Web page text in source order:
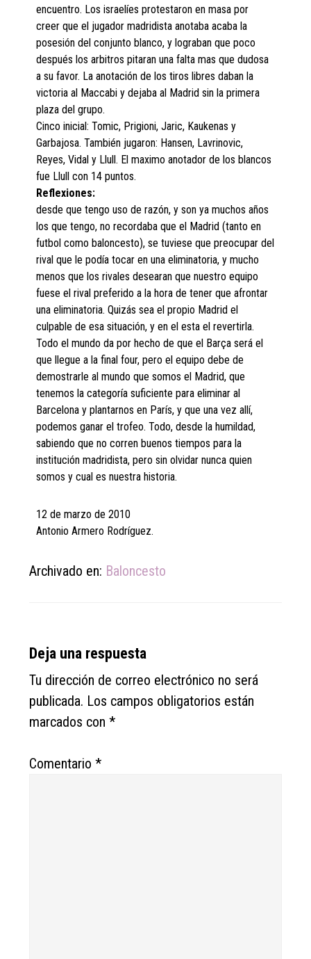
encuentro. Los israelíes protestaron en masa por
creer que el jugador madridista anotaba acaba la
posesión del conjunto blanco, y lograban que poco
después los arbitros pitaran una falta mas que dudosa
a su favor. La anotación de los tiros libres daban la
victoria al Maccabi y dejaba al Madrid sin la primera
plaza del grupo.
Cinco inicial: Tomic, Prigioni, Jaric, Kaukenas y
Garbajosa. También jugaron: Hansen, Lavrinovic,
Reyes, Vidal y Llull. El maximo anotador de los blancos
fue Llull con 14 puntos.
Reflexiones:
desde que tengo uso de razón, y son ya muchos años
los que tengo, no recordaba que el Madrid (tanto en
futbol como baloncesto), se tuviese que preocupar del
rival que le podía tocar en una eliminatoria, y mucho
menos que los rivales desearan que nuestro equipo
fuese el rival preferido a la hora de tener que afrontar
una eliminatoria. Quizás sea el propio Madrid el
culpable de esa situación, y en el esta el revertirla.
Todo el mundo da por hecho de que el Barça será el
que llegue a la final four, pero el equipo debe de
demostrarle al mundo que somos el Madrid, que
tenemos la categoría suficiente para eliminar al
Barcelona y plantarnos en París, y que una vez allí,
podemos ganar el trofeo. Todo, desde la humildad,
sabiendo que no corren buenos tiempos para la
institución madridista, pero sin olvidar nunca quien
somos y cual es nuestra historia.
12 de marzo de 2010
Antonio Armero Rodríguez.
Archivado en: Baloncesto
Reader
Interactions
Deja una respuesta
Tu dirección de correo electrónico no será
publicada. Los campos obligatorios están
marcados con*
Comentario*